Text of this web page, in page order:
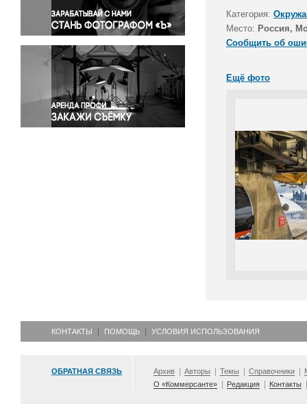
Происшествия и конфликты
Религия
Светская жизнь
Спорт
Экология
Экономика и бизнес
Категория:
Место: Россия,
Сообщить об
Ещё фото
КОНТАКТЫ ПОМОЩЬ УСЛОВИЯ ИСПОЛЬЗОВАНИЯ
ОБРАТНАЯ СВЯЗЬ Архив Авторы Темы Справочники
О «Коммерсанте»
Редакция Контакты